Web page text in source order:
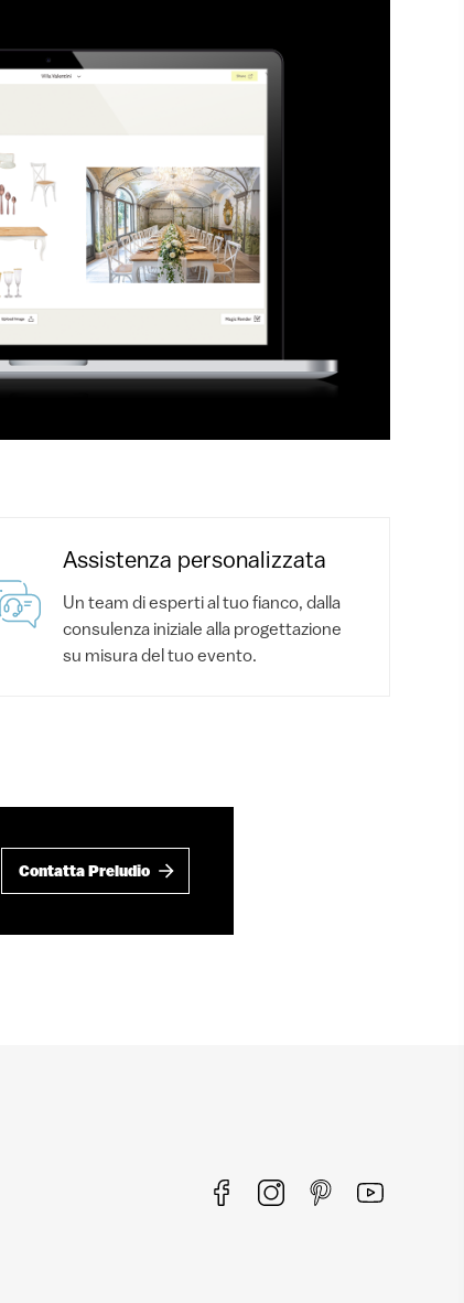
Assistenza personalizzata
Un team di esperti al tuo fianco, dalla
consulenza iniziale alla progettazione
su misura del tuo evento.
Contatta Preludio